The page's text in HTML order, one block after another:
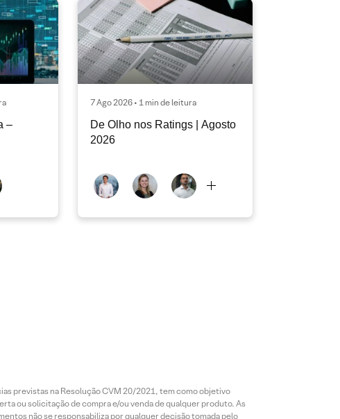
–
7 Ago 2026 • 1 min de leitura
De Olho nos Ratings | Agosto
2026
previstas na Resolução CVM 20/2021, tem como objetivo
ou solicitação de compra e/ou venda de qualquer produto. As
não se responsabiliza por qualquer decisão tomada pelo